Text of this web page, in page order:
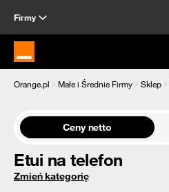
Firmy
Strona główna Orange.pl
Orange.pl Małe i Średnie Firmy Sklep
Ceny netto
Etui na telefon
Zmień kategorię